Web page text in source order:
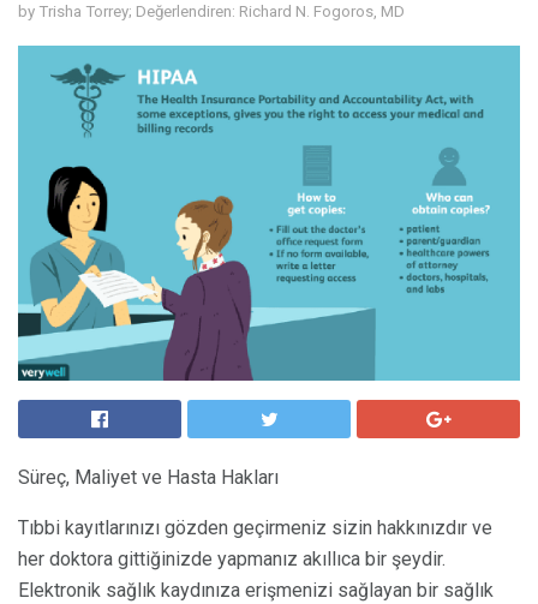
by Trisha Torrey; Değerlendiren: Richard N. Fogoros, MD
Süreç, Maliyet ve Hasta Hakları
Tıbbi kayıtlarınızı gözden geçirmeniz sizin hakkınızdır ve
her doktora gittiğinizde yapmanız akıllıca bir şeydir.
Elektronik sağlık kaydınıza erişmenizi sağlayan bir sağlık